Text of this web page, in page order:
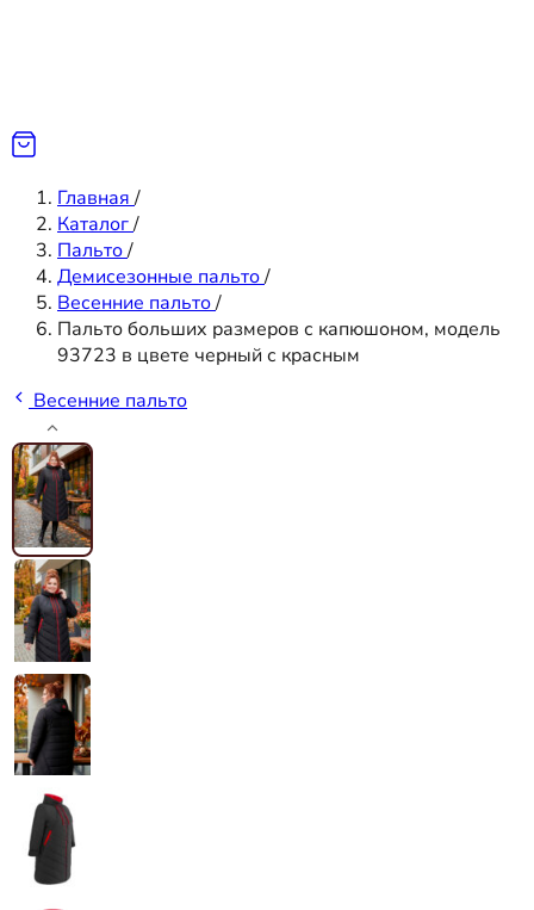
Главная /
Каталог/
Пальто/
Демисезонные пальто/
Весенние пальто/
Пальто больших размеров с капюшоном, модель
93723 в цвете черный с красным
Весенние пальто